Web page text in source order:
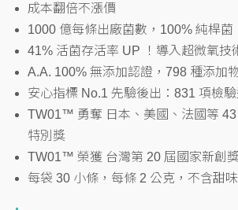
成本翻倍不漲價
1000 億每條出廠菌數，100% 純桿菌
41% 活菌存活率 UP ！導入超微氧技
A.A. 100% 無添加認證，798 種添加
安心指標 No.1 先驗後出：831 項檢
TW01™ 勇奪 日本、美國、法國等
特別獎
TW01™ 榮獲 台灣第 20 屆國家新創
每袋 30 小條，每條 2 公克，不含甜味